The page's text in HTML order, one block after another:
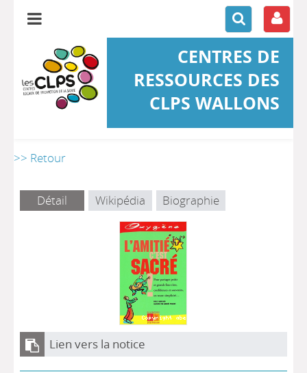
CENTRES DE
RESSOURCES DES
CLPS WALLONS
>> Retour
Détail Wikipédia Biographie
Lien vers la notice